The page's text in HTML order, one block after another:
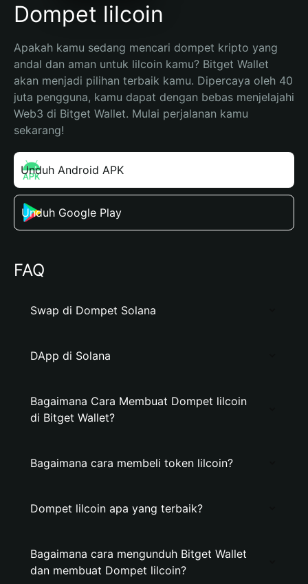
Dompet lilcoin
Apakah kamu sedang mencari dompet kripto yang
andal dan aman untuk lilcoin kamu? Bitget Wallet
akan menjadi pilihan terbaik kamu. Dipercaya oleh 40
juta pengguna, kamu dapat dengan bebas menjelajahi
Web3 di Bitget Wallet. Mulai perjalanan kamu
sekarang!
Unduh Android APK
Unduh Google Play
FAQ
Swap di Dompet Solana
DApp di Solana
Bagaimana Cara Membuat Dompet lilcoin
di Bitget Wallet?
Bagaimana cara membeli token lilcoin?
Dompet lilcoin apa yang terbaik?
Bagaimana cara mengunduh Bitget Wallet
dan membuat Dompet lilcoin?